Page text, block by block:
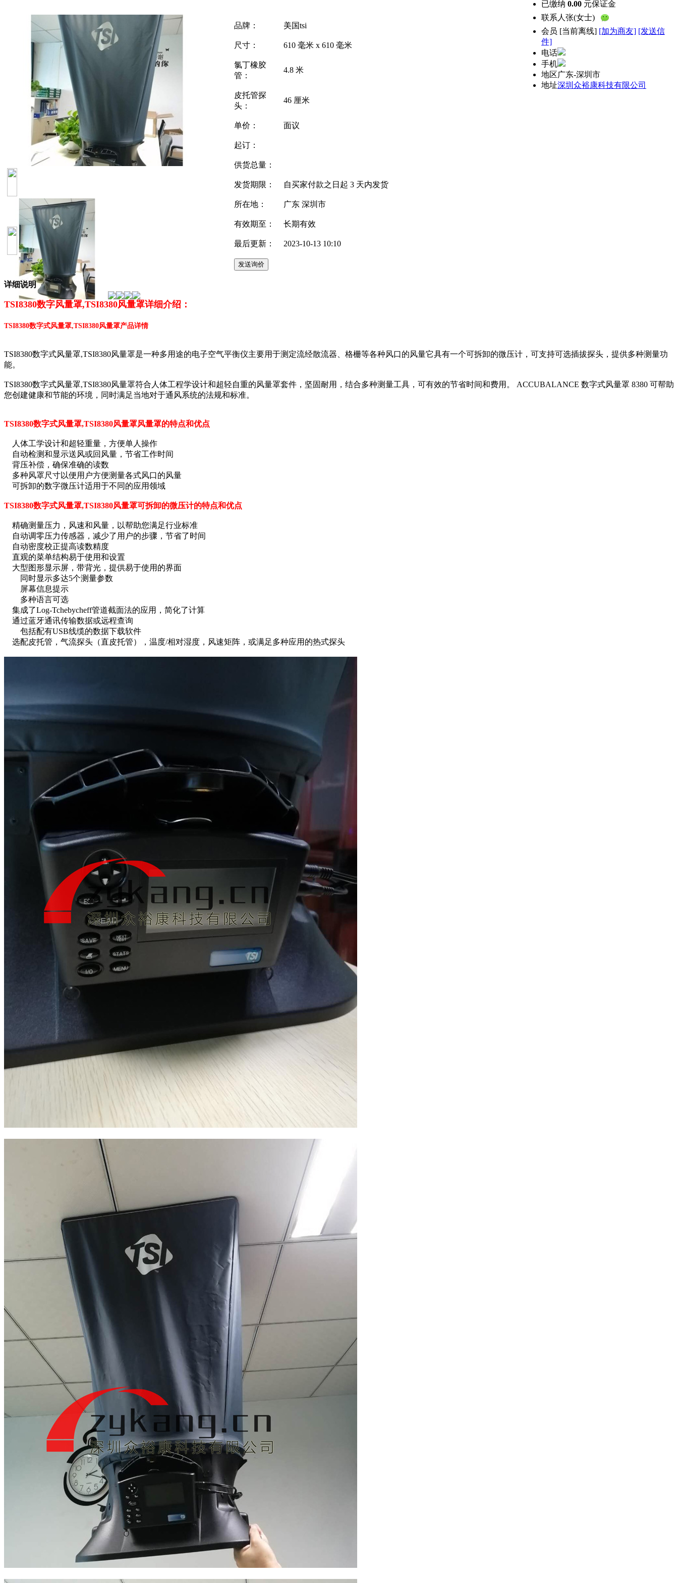
品牌： 美国tsi
尺寸： 610 毫米 x 610 毫米
氯丁橡胶
管：
4.8 米
皮托管探
头：
46 厘米
单价： 面议
起订：
供货总量：
发货期限： 自买家付款之日起 3 天内发货
所在地： 广东 深圳市
有效期至： 长期有效
最后更新： 2023-10-13 10:10
已缴纳 0.00 元保证金
联系人 张(女士)
会员 [当前离线] [加为商友] [发送信
件]
电话
手机
地区广东-深圳市
地址深圳众裕康科技有限公司
详细说明
TSI8380数字风量罩,TSI8380风量罩详细介绍：
TSI8380数字式风量罩,TSI8380风量罩产品详情
TSI8380数字式风量罩,TSI8380风量罩是一种多用途的电子空气平衡仪主要用于测定流经散流器、格栅等各种风口的风量它具有一个可拆卸的微压计，可支持可选插拔探头，提供多种测量功
能。
TSI8380数字式风量罩,TSI8380风量罩符合人体工程学设计和超轻自重的风量罩套件，坚固耐用，结合多种测量工具，可有效的节省时间和费用。 ACCUBALANCE 数字式风量罩 8380 可帮助
您创建健康和节能的环境，同时满足当地对于通风系统的法规和标准。
TSI8380数字式风量罩,TSI8380风量罩风量罩的特点和优点
人体工学设计和超轻重量，方便单人操作
自动检测和显示送风或回风量，节省工作时间
背压补偿，确保准确的读数
多种风罩尺寸以便用户方便测量各式风口的风量
可拆卸的数字微压计适用于不同的应用领域
TSI8380数字式风量罩,TSI8380风量罩可拆卸的微压计的特点和优点
精确测量压力，风速和风量，以帮助您满足行业标准
自动调零压力传感器，减少了用户的步骤，节省了时间
自动密度校正提高读数精度
直观的菜单结构易于使用和设置
大型图形显示屏，带背光，提供易于使用的界面
同时显示多达5个测量参数
屏幕信息提示
多种语言可选
集成了Log-Tchebycheff管道截面法的应用，简化了计算
通过蓝牙通讯传输数据或远程查询
包括配有USB线缆的数据下载软件
选配皮托管，气流探头（直皮托管），温度/相对湿度，风速矩阵，或满足多种应用的热式探头